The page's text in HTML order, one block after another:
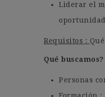
Liderar el
Requisitos :
Qué buscamos?
Personas